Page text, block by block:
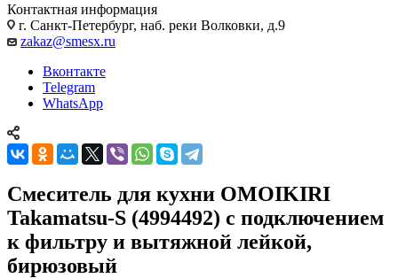
Контактная информация
г. Санкт-Петербург, наб. реки Волковки, д.9
zakaz@smesx.ru
Вконтакте
Telegram
WhatsApp
Смеситель для кухни OMOIKIRI
Takamatsu-S (4994492) с подключением
к фильтру и вытяжной лейкой,
бирюзовый